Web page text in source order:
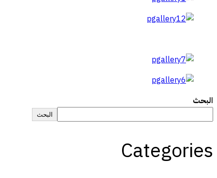
البحث
البحث
Categories